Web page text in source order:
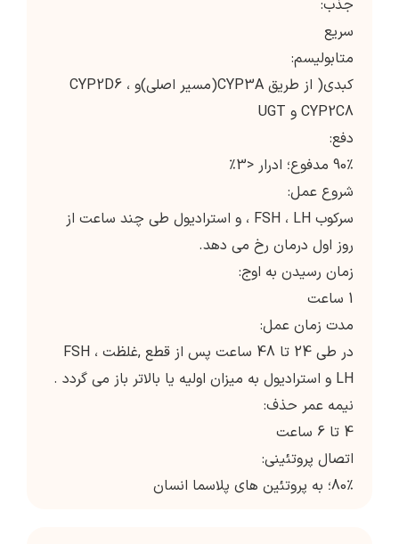
جذب:
سریع
متابولیسم:
کبدی( از طریق CYP3A(مسیر اصلی)و CYP2D6 ،
CYP2C8 و UGT
دفع:
90٪ مدفوع؛ ادرار <3٪
شروع عمل:
سرکوب FSH ، LH ، و استرادیول طی چند ساعت از
روز اول درمان رخ می دهد.
زمان رسیدن به اوج:
1 ساعت
مدت زمان عمل:
در طی 24 تا 48 ساعت پس از قطع ,غلظت FSH ،
LH و استرادیول به میزان اولیه یا بالاتر باز می گردد .
نیمه عمر حذف:
4 تا 6 ساعت
اتصال پروتئینی:
80٪؛ به پروتئین های پلاسما انسان